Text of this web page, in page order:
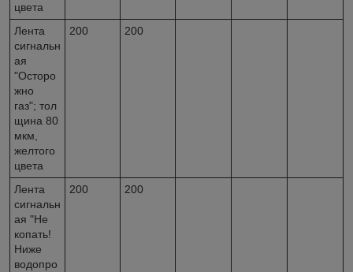
цвета
Лента
сигнальн
ая
"Осторо
жно
газ"; тол
щина 80
мкм,
желтого
цвета
200 200
Лента
сигнальн
ая "Не
копать!
Ниже
водопро
200 200